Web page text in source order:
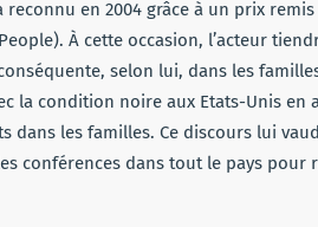
en 2004 grâce à un prix remis
À cette occasion, l’acteur
selon lui, dans les
la condition noire aux Etats-Unis
dans les familles. Ce discours lui
conférences dans tout le pays